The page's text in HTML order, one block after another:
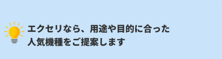
エクセリなら、用途や目的に合った
人気機種をご提案します